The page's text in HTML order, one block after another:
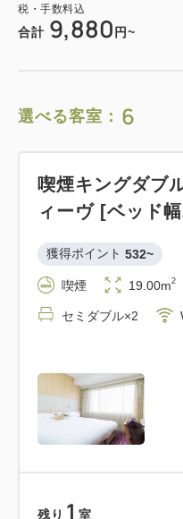
税・手数料込
合計 9,880 円~
選べる客室： 6
喫煙キングダブ
ィーヴ [ベッド
獲得ポイント 532~
喫煙 19.00m2
セミダブル×2
残り 1 室